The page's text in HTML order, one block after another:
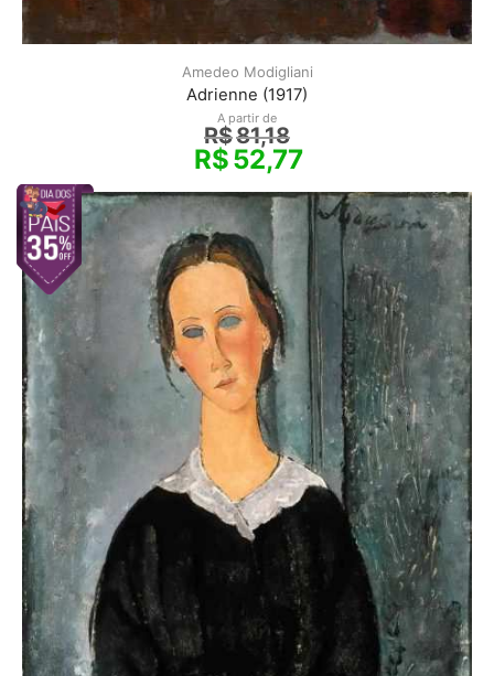
Amedeo Modigliani
Adrienne (1917)
A partir de
R$81,18
R$52,77